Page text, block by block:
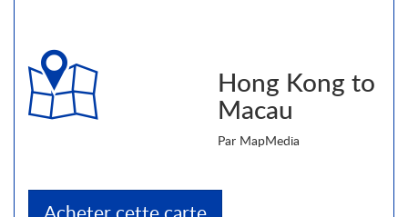
Hong Kong to
Macau
Par MapMedia
Acheter cette carte